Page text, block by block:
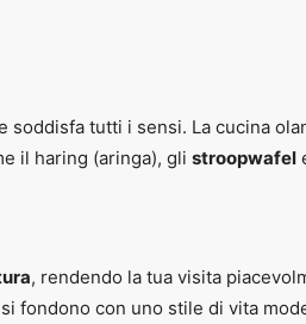
soddisfa tutti i sensi. La cucina
il haring (aringa), gli stroopwafel
, rendendo la tua visita
fondono con uno stile di vita